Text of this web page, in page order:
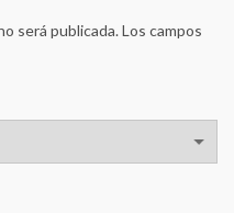
será publicada.Los campos